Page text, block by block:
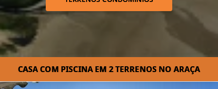
CASA COM PISCINA EM 2 TERRENOS NO ARAÇA